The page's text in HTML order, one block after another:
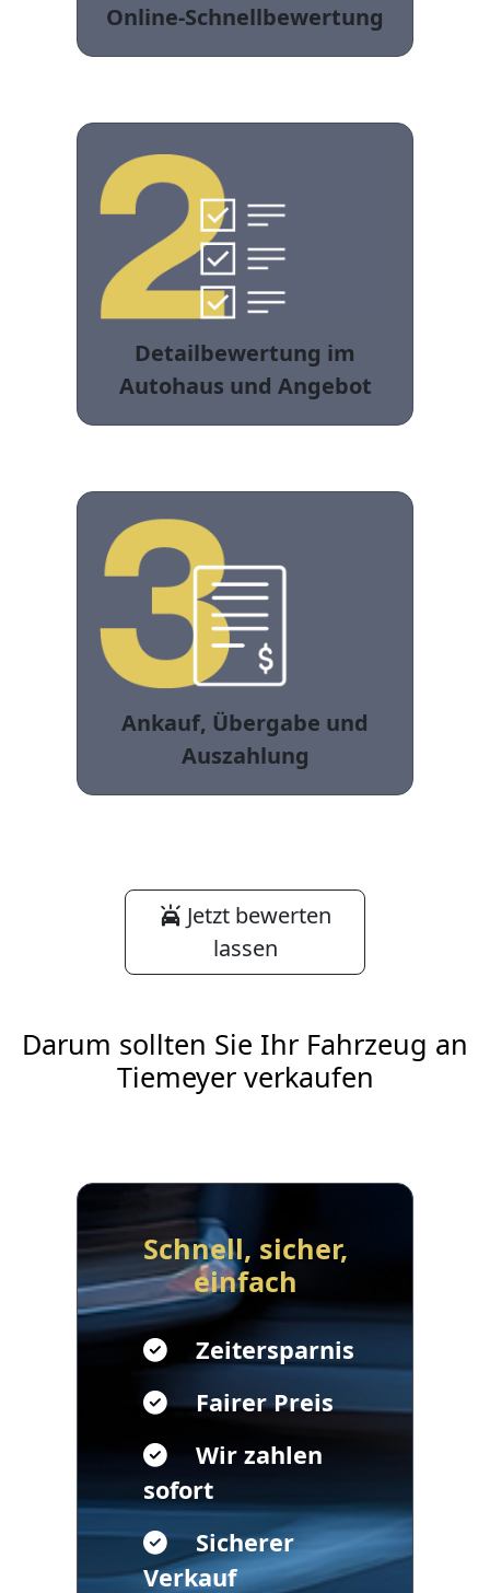
Online-Schnellbewertung
Detailbewertung im
Autohaus und Angebot
Ankauf, Übergabe und
Auszahlung
Jetzt bewerten
lassen
Darum sollten Sie Ihr Fahrzeug an
Tiemeyer verkaufen
Schnell, sicher,
einfach
Zeitersparnis
Fairer Preis
Wir zahlen
sofort
Sicherer
Verkauf